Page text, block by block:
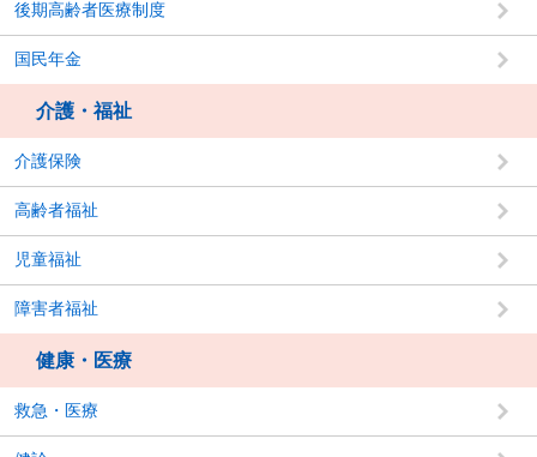
後期高齢者医療制度
国民年金
介護・福祉
介護保険
高齢者福祉
児童福祉
障害者福祉
健康・医療
救急・医療